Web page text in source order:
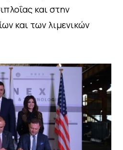
και στην
και των λιμενικών